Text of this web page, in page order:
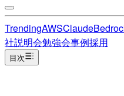
TrendingAWSClaude
社説明会勉強会事例採用
目次